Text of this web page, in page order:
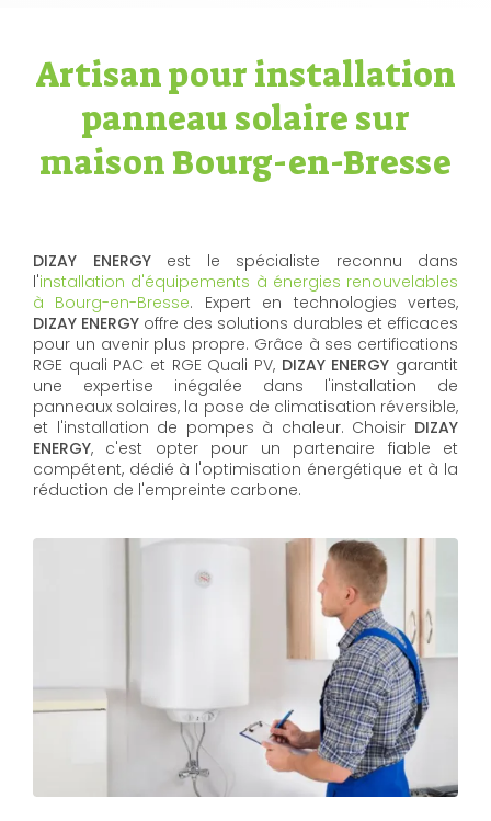
Artisan pour installation
panneau solaire sur
maison Bourg-en-Bresse
DIZAY ENERGY est le spécialiste reconnu dans
l'installation d'équipements à énergies renouvelables
à Bourg-en-Bresse. Expert en technologies vertes,
DIZAY ENERGY offre des solutions durables et efficaces
pour un avenir plus propre. Grâce à ses certifications
RGE quali PAC et RGE Quali PV, DIZAY ENERGY garantit
une expertise inégalée dans l'installation de
panneaux solaires, la pose de climatisation réversible,
et l'installation de pompes à chaleur. Choisir DIZAY
ENERGY, c'est opter pour un partenaire fiable et
compétent, dédié à l'optimisation énergétique et à la
réduction de l'empreinte carbone.